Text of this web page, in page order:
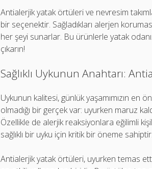
Antialerjik yatak örtüleri ve nevresim
bir seçenektir. Sağladıkları alerjen
her şeyi sunarlar. Bu ürünlerle yatak
çıkarın!
Sağlıklı Uykunun Anahtarı:
Uykunun kalitesi, günlük yaşamımızın en
olmadığı bir gerçek var: uyurken maruz
Özellikle de alerjik reaksiyonlara eğilimli
sağlıklı bir uyku için kritik bir öneme sahiptir.
Antialerjik yatak örtüleri, uyurken temas